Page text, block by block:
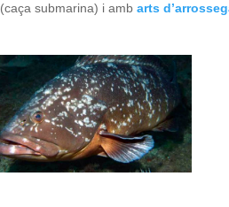
(caça submarina) i ambarts